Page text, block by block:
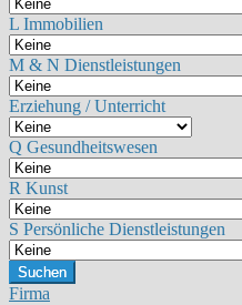
L Immobilien
M & N Dienstleistungen
Erziehung / Unterricht
Q Gesundheitswesen
R Kunst
S Persönliche Dienstleistungen
Suchen
Firma